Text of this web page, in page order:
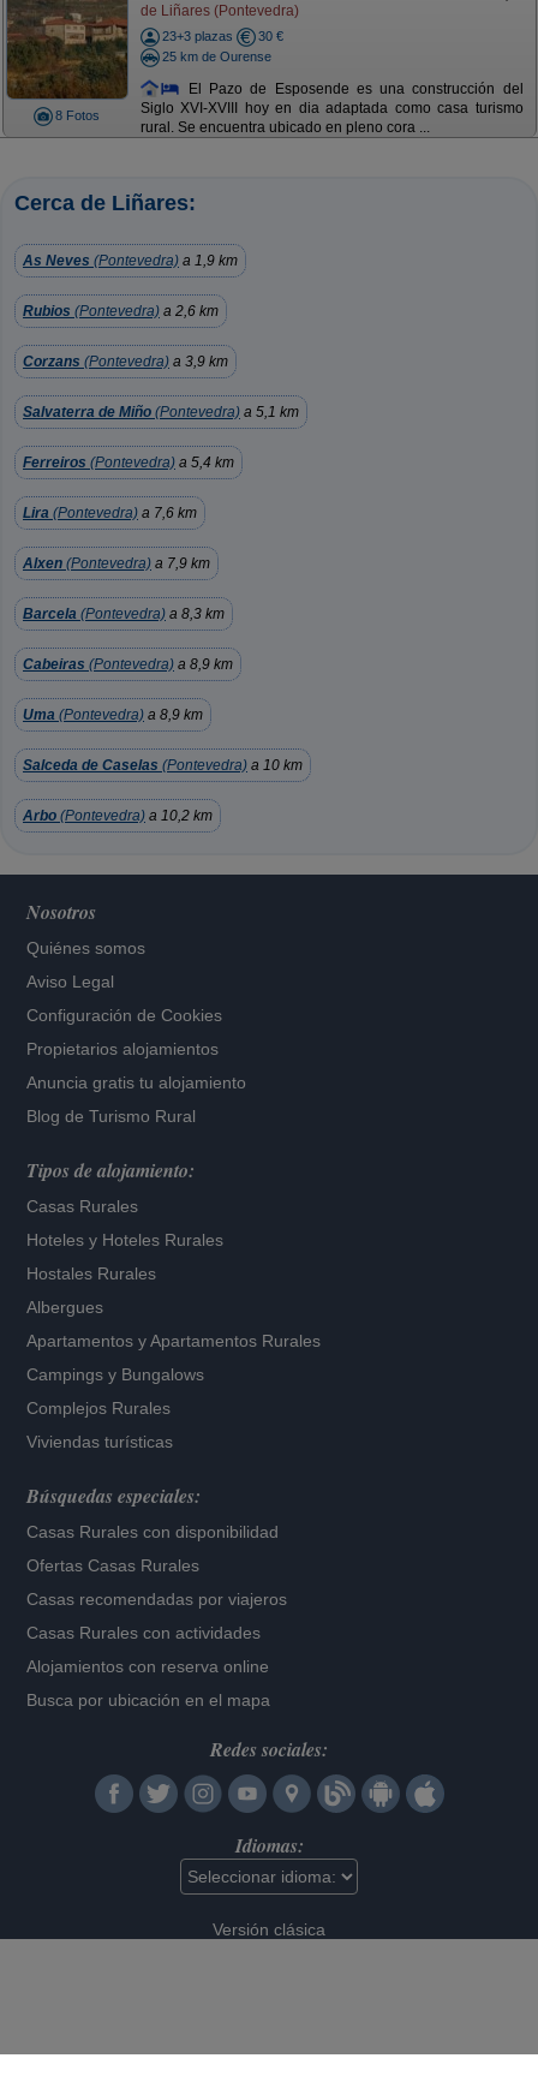
8 Fotos
de Liñares (Pontevedra)
23+3 plazas
30 €
25 km de Ourense
El Pazo de Esposende es una construcción del
Siglo XVI-XVIII hoy en dia adaptada como casa turismo
rural. Se encuentra ubicado en pleno cora ...
Cerca de Liñares:
As Neves (Pontevedra) a 1,9 km
Rubios (Pontevedra) a 2,6 km
Corzans (Pontevedra) a 3,9 km
Salvaterra de Miño (Pontevedra) a 5,1 km
Ferreiros (Pontevedra) a 5,4 km
Lira (Pontevedra) a 7,6 km
Alxen (Pontevedra) a 7,9 km
Barcela (Pontevedra) a 8,3 km
Cabeiras (Pontevedra) a 8,9 km
Uma (Pontevedra) a 8,9 km
Salceda de Caselas (Pontevedra) a 10 km
Arbo (Pontevedra) a 10,2 km
Nosotros
Quiénes somos
Aviso Legal
Configuración de Cookies
Propietarios alojamientos
Anuncia gratis tu alojamiento
Blog de Turismo Rural
Tipos de alojamiento:
Casas Rurales
Hoteles y Hoteles Rurales
Hostales Rurales
Albergues
Apartamentos yApartamentos Rurales
Campings y Bungalows
Complejos Rurales
Viviendas turísticas
Búsquedas especiales:
Casas Rurales con disponibilidad
Ofertas Casas Rurales
Casas recomendadas por viajeros
Casas Rurales con actividades
Alojamientos con reserva online
Busca por ubicación en el mapa
Redes sociales:
Idiomas:
Versión clásica